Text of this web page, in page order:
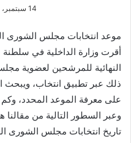
14 سبتمبر، 2023
أقرت وزارة الداخلية في
النهائية للمرشحين لعضوية
ذلك عبر تطبيق انتخاب، ويبحث
على معرفة الموعد المحدد، وكم
وعبر السطور التالية من
تاريخ انتخابات مجلس الشورى العماني 2023 وعدد